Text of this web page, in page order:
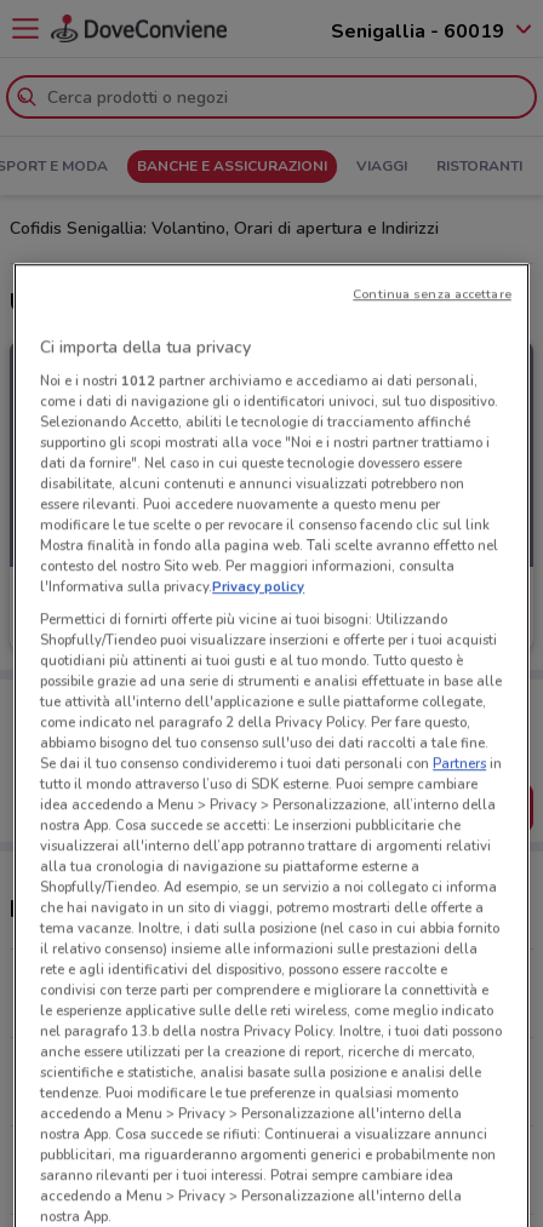
Senigallia - 60019
E MODA BANCHE E ASSICURAZIONI VIAGGI RISTORANTI
Cofidis Senigallia: Volantino, Orari di apertura e Indirizzi
Ultime offerte del volantino Cofidis
Cofidis
Scade il 28/01 1 km
Porta DoveConviene sempre con te!
Puoi trovare le migliori offerte dei negozi vicino a te,
salvarle e creare la tua lista del risparmio, comodamente
dal tuo cellulare.
SCARICA L’APP
Negozi Cofidis a Senigallia
Via N. Abbagnano, 7 Senigallia
1 km
CHIUSO
Via Nicola Abbagnano, 7 Senigallia
1 km
CHIUSO
S.S. Adriatica Senigallia
5.1 km
CHIUSO
Ci importa della tua privacy
Noi e i nostri 1012partner archiviamo e accediamo ai dati personali,
come i dati di navigazione gli o identificatori univoci, sul tuo dispositivo.
Selezionando Accetto, abiliti le tecnologie di tracciamento affinché
supportino gli scopi mostrati alla voce "Noi e i nostri partner trattiamo i
dati da fornire". Nel caso in cui queste tecnologie dovessero essere
disabilitate, alcuni contenuti e annunci visualizzati potrebbero non
essere rilevanti. Puoi accedere nuovamente a questo menu per
modificare le tue scelte o per revocare il consenso facendo clic sul link
Mostra finalità in fondo alla pagina web. Tali scelte avranno effetto nel
contesto del nostro Sito web. Per maggiori informazioni, consulta
l'Informativa sulla privacy.Privacy policy
Permettici di fornirti offerte più vicine ai tuoi bisogni: Utilizzando
Shopfully/Tiendeo puoi visualizzare inserzioni e offerte per i tuoi acquisti
quotidiani più attinenti ai tuoi gusti e al tuo mondo. Tutto questo è
possibile grazie ad una serie di strumenti e analisi effettuate in base alle
tue attività all'interno dell'applicazione e sulle piattaforme collegate,
come indicato nel paragrafo 2 della Privacy Policy. Per fare questo,
abbiamo bisogno del tuo consenso sull'uso dei dati raccolti a tale fine.
Se dai il tuo consenso condivideremo i tuoi dati personali conPartnersin
tutto il mondo attraverso l’uso di SDK esterne. Puoi sempre cambiare
idea accedendo a Menu > Privacy > Personalizzazione, all’interno della
nostra App. Cosa succede se accetti: Le inserzioni pubblicitarie che
visualizzerai all'interno dell’app potranno trattare di argomenti relativi
alla tua cronologia di navigazione su piattaforme esterne a
Shopfully/Tiendeo. Ad esempio, se un servizio a noi collegato ci informa
che hai navigato in un sito di viaggi, potremo mostrarti delle offerte a
tema vacanze. Inoltre, i dati sulla posizione (nel caso in cui abbia fornito
il relativo consenso) insieme alle informazioni sulle prestazioni della
rete e agli identificativi del dispositivo, possono essere raccolte e
condivisi con terze parti per comprendere e migliorare la connettività e
le esperienze applicative sulle delle reti wireless, come meglio indicato
nel paragrafo 13.b della nostra Privacy Policy. Inoltre, i tuoi dati possono
anche essere utilizzati per la creazione di report, ricerche di mercato,
scientifiche e statistiche, analisi basate sulla posizione e analisi delle
tendenze. Puoi modificare le tue preferenze in qualsiasi momento
accedendo a Menu > Privacy > Personalizzazione all'interno della
nostra App. Cosa succede se rifiuti: Continuerai a visualizzare annunci
pubblicitari, ma riguarderanno argomenti generici e probabilmente non
saranno rilevanti per i tuoi interessi. Potrai sempre cambiare idea
accedendo a Menu > Privacy > Personalizzazione all'interno della
nostra App.
Continua senza accettare